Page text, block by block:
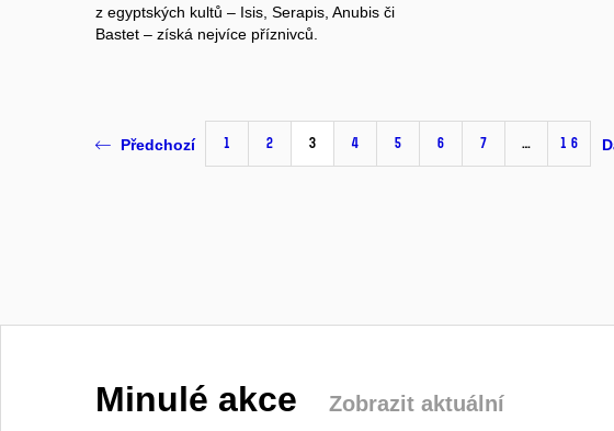
z egyptských kultů – Isis, Serapis, Anubis či
Bastet – získá nejvíce příznivců.
Předchozí 1 2 3 4 5 6 7 … 16
Minulé akce Zobrazit aktuální